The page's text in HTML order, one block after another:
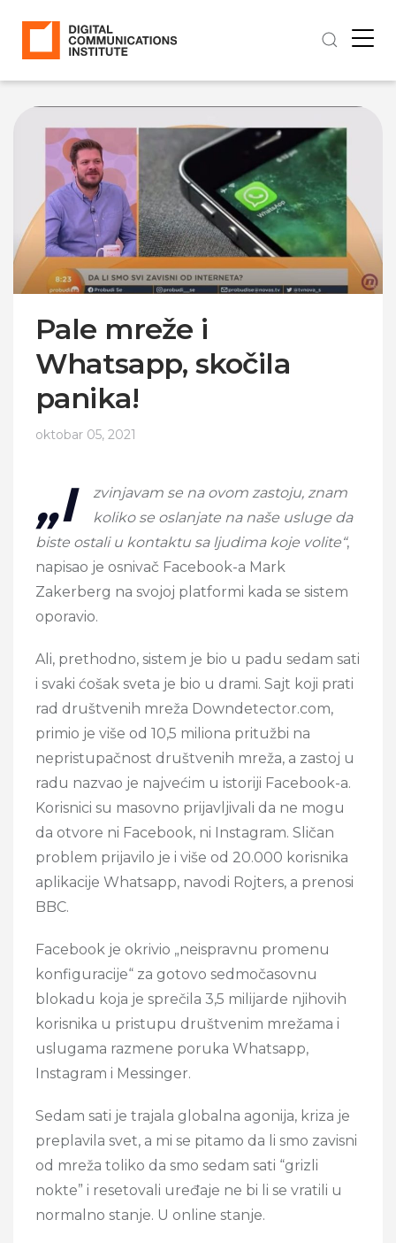
Pale mreže i
Whatsapp, skočila
panika!
oktobar 05, 2021
„I
zvinjavam se na ovom zastoju, znam
koliko se oslanjate na naše usluge da
biste ostali u kontaktu sa ljudima koje volite“,
napisao je osnivač Facebook-a Mark
Zakerberg na svojoj platformi kada se sistem
oporavio.
Ali, prethodno, sistem je bio u padu sedam sati
i svaki ćošak sveta je bio u drami. Sajt koji prati
rad društvenih mreža Downdetector.com,
primio je više od 10,5 miliona pritužbi na
nepristupačnost društvenih mreža, a zastoj u
radu nazvao je najvećim u istoriji Facebook-a.
Korisnici su masovno prijavljivali da ne mogu
da otvore ni Facebook, ni Instagram. Sličan
problem prijavilo je i više od 20.000 korisnika
aplikacije Whatsapp, navodi Rojters, a prenosi
BBC.
Facebook je okrivio „neispravnu promenu
konfiguracije“ za gotovo sedmočasovnu
blokadu koja je sprečila 3,5 milijarde njihovih
korisnika u pristupu društvenim mrežama i
uslugama razmene poruka Whatsapp,
Instagram i Messinger.
Sedam sati je trajala globalna agonija, kriza je
preplavila svet, a mi se pitamo da li smo zavisni
od mreža toliko da smo sedam sati “grizli
nokte” i resetovali uređaje ne bi li se vratili u
normalno stanje. U online stanje.